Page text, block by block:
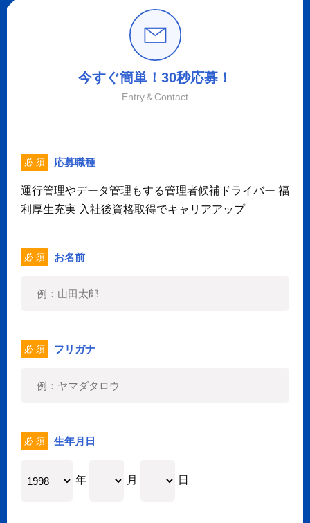
今すぐ簡単！30秒応募！
Entry＆Contact
必 須 応募職種
運行管理やデータ管理もする管理者候補ドライバー 福
利厚生充実 入社後資格取得でキャリアアップ
必 須 お名前
必 須 フリガナ
必 須 生年月日
年 月 日